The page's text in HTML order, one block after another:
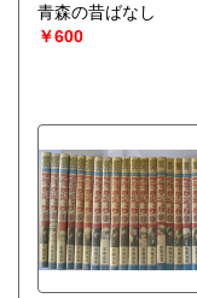
青森の昔ばなし
￥600